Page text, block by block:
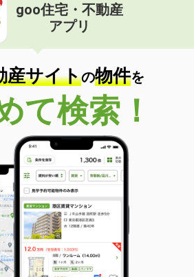
goo住宅・不動産
アプリ
産サイトの物件を
て検索！